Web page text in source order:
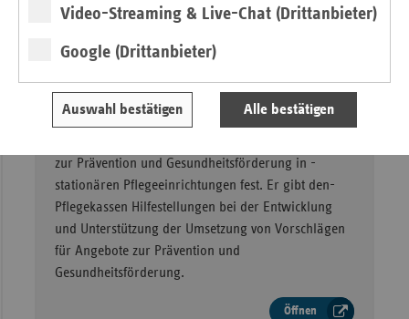
Video-Streaming & Live-Chat (Drittanbieter)
Google (Drittanbieter)
Auswahl bestätigen Alle bestätigen
Stand: September 2023
Leitfaden Prävention in stationären
Pflegeeinrichtungen
Der Leitfaden legt gemäß § 5 Abs. 1 Satz­ 3 ­SGB ­XI­
zur­ Prävention ­und­ Gesundheits­förderung ­in ­
stationären Pflegeeinrichtungen ­fest. Er gibt den­
Pflegekassen ­Hilfestellungen ­bei­ der­ Entwicklung
und Unterstützung der Umsetzung von Vorschlägen
für Angebote zur Prävention und
Gesundheitsförderung.
Öffnen